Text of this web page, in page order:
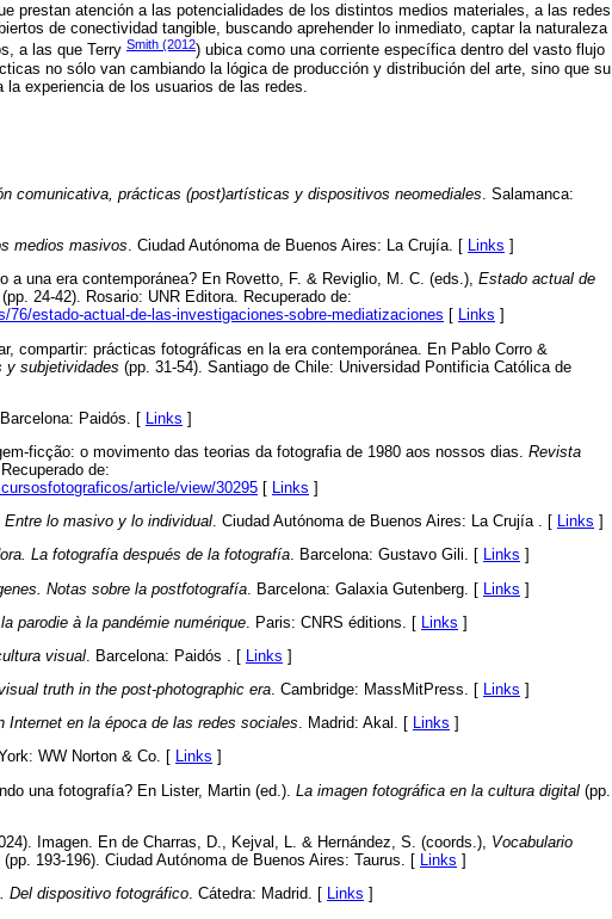
prestan atención a las potencialidades de los distintos medios materiales, a las redes
de conectividad tangible, buscando aprehender lo inmediato, captar la naturaleza
a las que Terry Smith (2012) ubica como una corriente específica dentro del vasto flujo
no sólo van cambiando la lógica de producción y distribución del arte, sino que su
experiencia de los usuarios de las redes.
comunicativa, prácticas (post)artísticas y dispositivos neomediales. Salamanca:
medios masivos. Ciudad Autónoma de Buenos Aires: La Crujía. [ Links ]
a una era contemporánea? En Rovetto, F. & Reviglio, M. C. (eds.), Estado actual de
(pp. 24-42). Rosario: UNR Editora. Recuperado de:
estado-actual-de-las-investigaciones-sobre-mediatizaciones [ Links ]
compartir: prácticas fotográficas en la era contemporánea. En Pablo Corro &
y subjetividades (pp. 31-54). Santiago de Chile: Universidad Pontificia Católica de
. Barcelona: Paidós. [ Links ]
ficção: o movimento das teorias da fotografia de 1980 aos nossos dias. Revista
de:
article/view/30295 [ Links ]
lo masivo y lo individual. Ciudad Autónoma de Buenos Aires: La Crujía . [ Links ]
La fotografía después de la fotografía. Barcelona: Gustavo Gili. [ Links ]
Notas sobre la postfotografía . Barcelona: Galaxia Gutenberg. [ Links ]
parodie à la pandémie numérique . Paris: CNRS éditions. [ Links ]
visual . Barcelona: Paidós . [ Links ]
truth in the post-photographic era. Cambridge: MassMitPress. [ Links ]
en la época de las redes sociales. Madrid: Akal. [ Links ]
WW Norton & Co. [ Links ]
una fotografía? En Lister, Martin (ed.). La imagen fotográfica en la cultura digital (pp.
Imagen. En de Charras, D., Kejval, L. & Hernández, S. (coords.), Vocabulario
(pp. 193-196). Ciudad Autónoma de Buenos Aires: Taurus. [ Links ]
Del dispositivo fotográfico. Cátedra: Madrid. [ Links ]